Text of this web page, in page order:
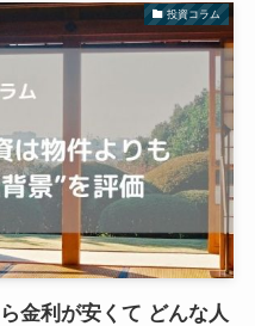
投資コラム
金利が安くて どんな人